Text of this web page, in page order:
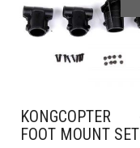
KONGCOPTER
FOOT MOUNT SET